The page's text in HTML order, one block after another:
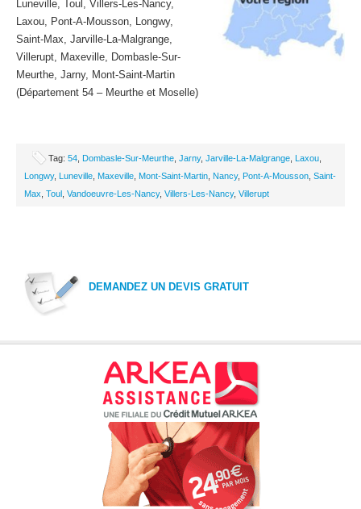
Luneville, Toul, Villers-Les-Nancy,
Laxou, Pont-A-Mousson, Longwy,
Saint-Max, Jarville-La-Malgrange,
Villerupt, Maxeville, Dombasle-Sur-
Meurthe, Jarny, Mont-Saint-Martin
(Département 54 – Meurthe et Moselle)
Tag: 54 Dombasle-Sur-Meurthe Jarny, Jarville-La-Malgrange Laxou
Longwy, Luneville Maxeville Mont-Saint-Martin Nancy, Pont-A-Mousson Saint-
Max Toul Vandoeuvre-Les-Nancy, Villers-Les-Nancy, Villerupt
DEMANDEZ UN DEVIS GRATUIT